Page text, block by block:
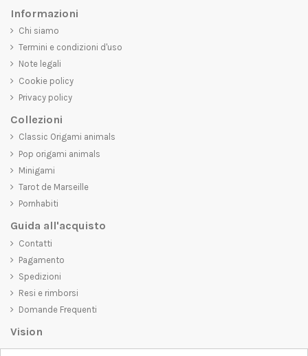
Informazioni
Chi siamo
Termini e condizioni d'uso
Note legali
Cookie policy
Privacy policy
Collezioni
Classic Origami animals
Pop origami animals
Minigami
Tarot de Marseille
Pornhabiti
Guida all'acquisto
Contatti
Pagamento
Spedizioni
Resi e rimborsi
Domande Frequenti
Vision